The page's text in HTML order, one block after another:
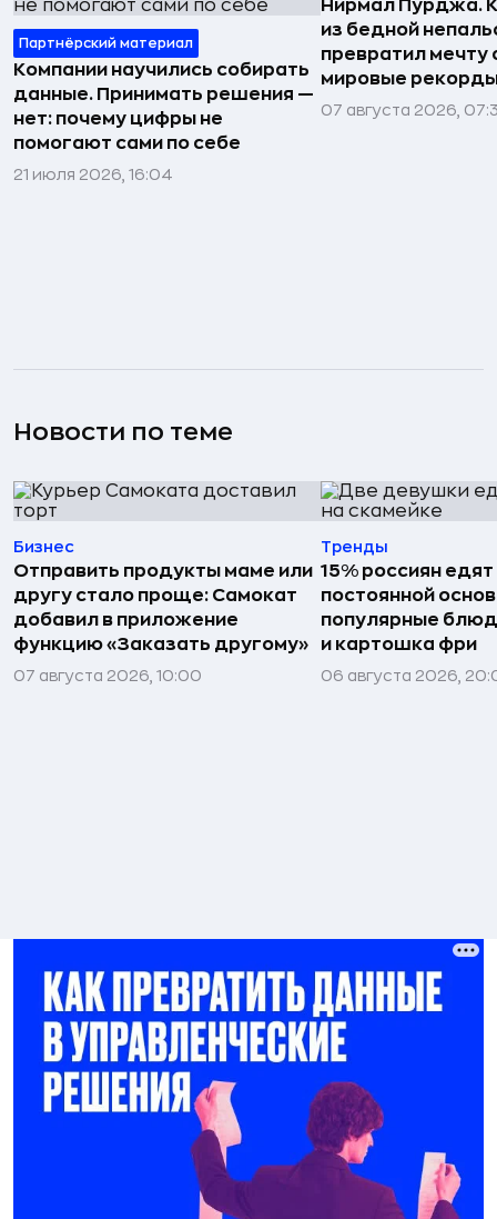
Партнёрский материал
Компании научились собирать
данные. Принимать решения —
нет: почему цифры не
помогают сами по себе
21 июля 2026, 16:04
Нирмал Пурджа.
из бедной
превратил мечту
мировые рекорды
07 августа 2026,
Новости по теме
Бизнес
Отправить продукты маме или
другу стало проще: Самокат
добавил в приложение
функцию «Заказать другому»
07 августа 2026, 10:00
Тренды
15% россиян
постоянной
популярные
и картошка фри
06 августа 2026,